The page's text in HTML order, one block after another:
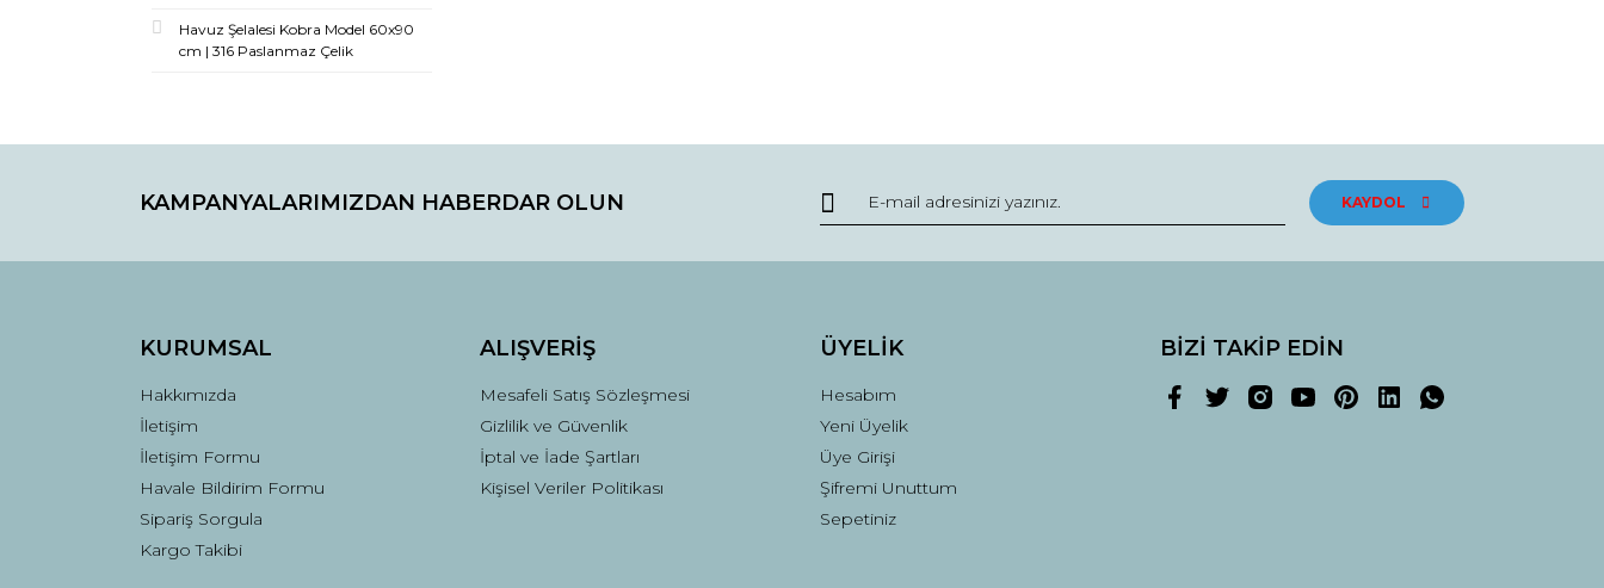
Havuz Şelalesi Kobra Model 60x90
cm | 316 Paslanmaz Çelik
KAMPANYALARIMIZDAN HABERDAR OLUN KAYDOL
KURUMSAL
Hakkımızda
İletişim
İletişim Formu
Havale Bildirim Formu
Sipariş Sorgula
Kargo Takibi
ALIŞVERİŞ
Mesafeli Satış Sözleşmesi
Gizlilik ve Güvenlik
İptal ve İade Şartları
Kişisel Veriler Politikası
ÜYELİK
Hesabım
Yeni Üyelik
Üye Girişi
Şifremi Unuttum
Sepetiniz
BİZİ TAKİP EDİN